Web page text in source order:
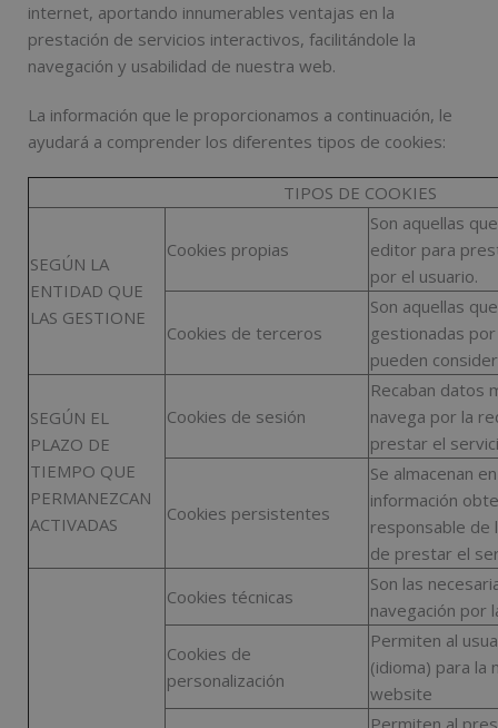
internet, aportando innumerables ventajas en la
prestación de servicios interactivos, facilitándole la
navegación y usabilidad de nuestra web.
La información que le proporcionamos a continuación, le
ayudará a comprender los diferentes tipos de cookies:
TIPOS DE COOKIES
SEGÚN LA
ENTIDAD QUE
LAS GESTIONE
Cookies propias
Son aquellas
editor para
por el usuario.
Cookies de terceros
Son aquellas
gestionadas
pueden
SEGÚN EL
PLAZO DE
TIEMPO QUE
PERMANEZCAN
ACTIVADAS
Cookies de sesión
Recaban datos
navega por la
prestar el
Cookies persistentes
Se almacenan
información
responsable de
de prestar el
Cookies técnicas
Son las
navegación por
Cookies de
personalización
Permiten al
(idioma) para la
website